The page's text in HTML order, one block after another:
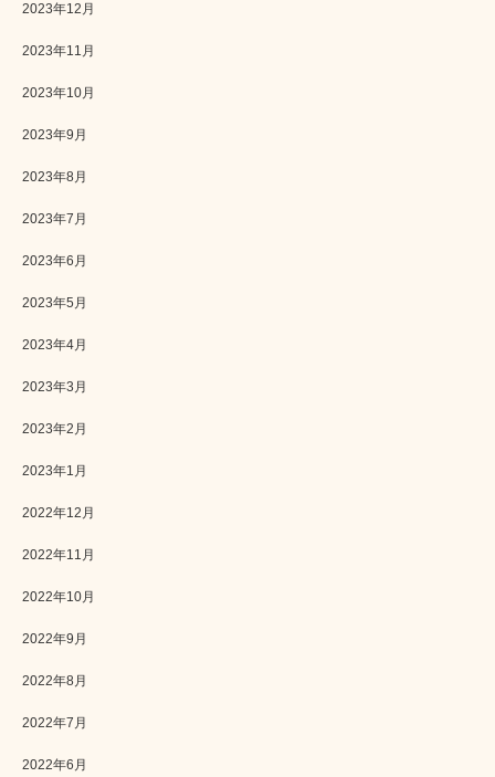
2023年12月
2023年11月
2023年10月
2023年9月
2023年8月
2023年7月
2023年6月
2023年5月
2023年4月
2023年3月
2023年2月
2023年1月
2022年12月
2022年11月
2022年10月
2022年9月
2022年8月
2022年7月
2022年6月